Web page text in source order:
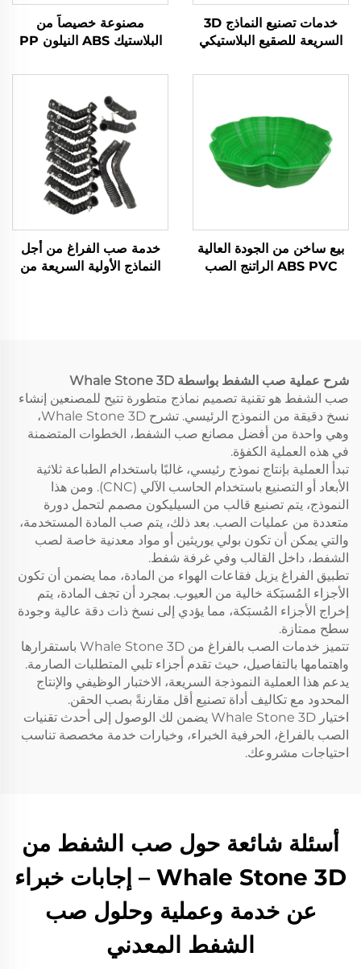
خدمات تصنيع النماذج 3D
السريعة للصقيع البلاستيكي
أوريثان ABS
مصنوعة خصيصاً من
البلاستيك ABS النيلون PP
السريع المصنع القذف الفراغ
الخدمات العفن السيليكون
بيع ساخن من الجودة العالية
ABS PVC الراتنج الصب
خدمة صب الفراغ من أجل
النماذج الأولية السريعة من
شرح عملية صب الشفط بواسطة Whale Stone 3D
صب الشفط هو تقنية تصميم نماذج متطورة تتيح للمصنعين إنشاء
نسخ دقيقة من النموذج الرئيسي. تشرح Whale Stone 3D،
وهي واحدة من أفضل مصانع صب الشفط، الخطوات المتضمنة
في هذه العملية الكفؤة.
تبدأ العملية بإنتاج نموذج رئيسي، غالبًا باستخدام الطباعة ثلاثية
الأبعاد أو التصنيع باستخدام الحاسب الآلي (CNC). ومن هذا
النموذج، يتم تصنيع قالب من السيليكون مصمم لتحمل دورة
متعددة من عمليات الصب. بعد ذلك، يتم صب المادة المستخدمة،
والتي يمكن أن تكون بولي يوريثين أو مواد معدنية خاصة لصب
الشفط، داخل القالب وفي غرفة شفط.
تطبيق الفراغ يزيل فقاعات الهواء من المادة، مما يضمن أن تكون
الأجزاء المُسبَكة خالية من العيوب. بمجرد أن تجف المادة، يتم
إخراج الأجزاء المُسبَكة، مما يؤدي إلى نسخ ذات دقة عالية وجودة
سطح ممتازة.
تتميز خدمات الصب بالفراغ من Whale Stone 3D باستقرارها
واهتمامها بالتفاصيل، حيث تقدم أجزاء تلبي المتطلبات الصارمة.
يدعم هذا العملية النموذجة السريعة، الاختبار الوظيفي والإنتاج
المحدود مع تكاليف أداة تصنيع أقل مقارنةً بصب الحقن.
اختيار Whale Stone 3D يضمن لك الوصول إلى أحدث تقنيات
الصب بالفراغ، الحرفية الخبراء، وخيارات خدمة مخصصة تناسب
احتياجات مشروعك.
أسئلة شائعة حول صب الشفط من
Whale Stone 3D – إجابات خبراء
عن خدمة وعملية وحلول صب
الشفط المعدني